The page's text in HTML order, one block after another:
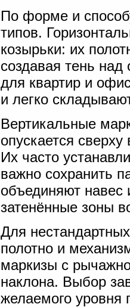
По форме и
типов.
козырьки: их
создавая тень
для квартир и
и легко
Вертикальные
опускается
Их часто
важно сохранить
объединяют
затенённые зоны
Для
полотно и
маркизы с
наклона. Выбор
желаемого уровня